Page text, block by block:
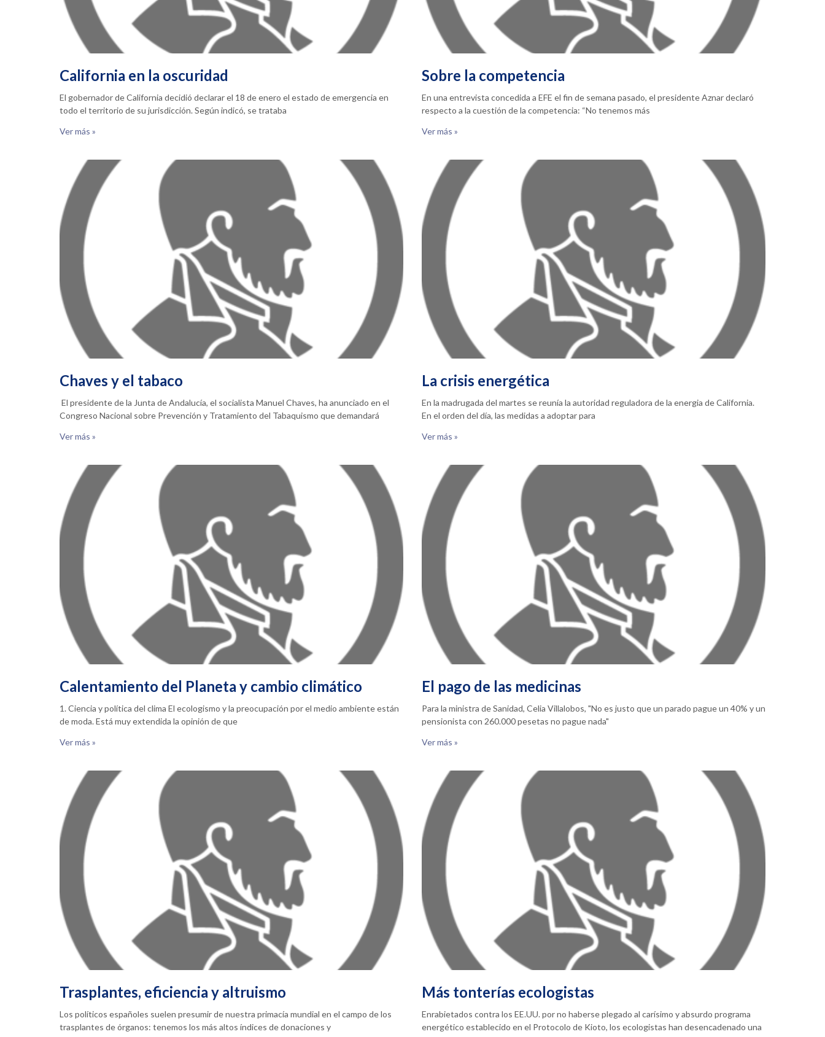
California en la oscuridad
El gobernador de California decidió declarar el 18 de enero el estado de emergencia en
todo el territorio de su jurisdicción. Según indicó, se trataba
Ver más »
Sobre la competencia
En una entrevista concedida a EFE el fin de semana pasado, el presidente Aznar declaró
respecto a la cuestión de la competencia: “No tenemos más
Ver más »
Chaves y el tabaco
El presidente de la Junta de Andalucía, el socialista Manuel Chaves, ha anunciado en el
Congreso Nacional sobre Prevención y Tratamiento del Tabaquismo que demandará
Ver más »
La crisis energética
En la madrugada del martes se reunía la autoridad reguladora de la energia de California.
En el orden del día, las medidas a adoptar para
Ver más »
Calentamiento del Planeta y cambio climático
1. Ciencia y política del clima El ecologismo y la preocupación por el medio ambiente están
de moda. Está muy extendida la opinión de que
Ver más »
El pago de las medicinas
Para la ministra de Sanidad, Celia Villalobos, "No es justo que un parado pague un 40% y un
pensionista con 260.000 pesetas no pague nada"
Ver más »
Trasplantes, eficiencia y altruismo
Los políticos españoles suelen presumir de nuestra primacía mundial en el campo de los
trasplantes de órganos: tenemos los más altos índices de donaciones y
Más tonterías ecologistas
Enrabietados contra los EE.UU. por no haberse plegado al carísimo y absurdo programa
energético establecido en el Protocolo de Kioto, los ecologistas han desencadenado una